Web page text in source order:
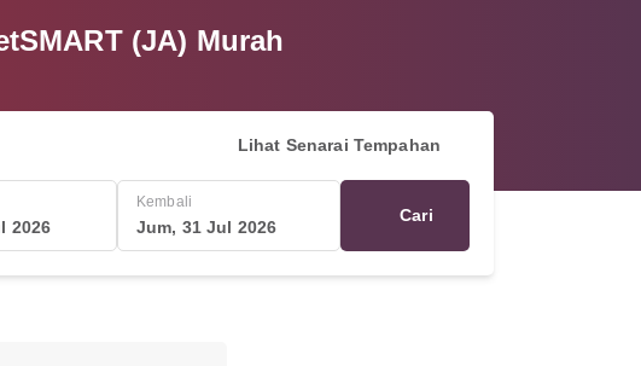
(JA) Murah
Lihat Senarai Tempahan
2026
Kembali
Jum, 31 Jul 2026
Cari